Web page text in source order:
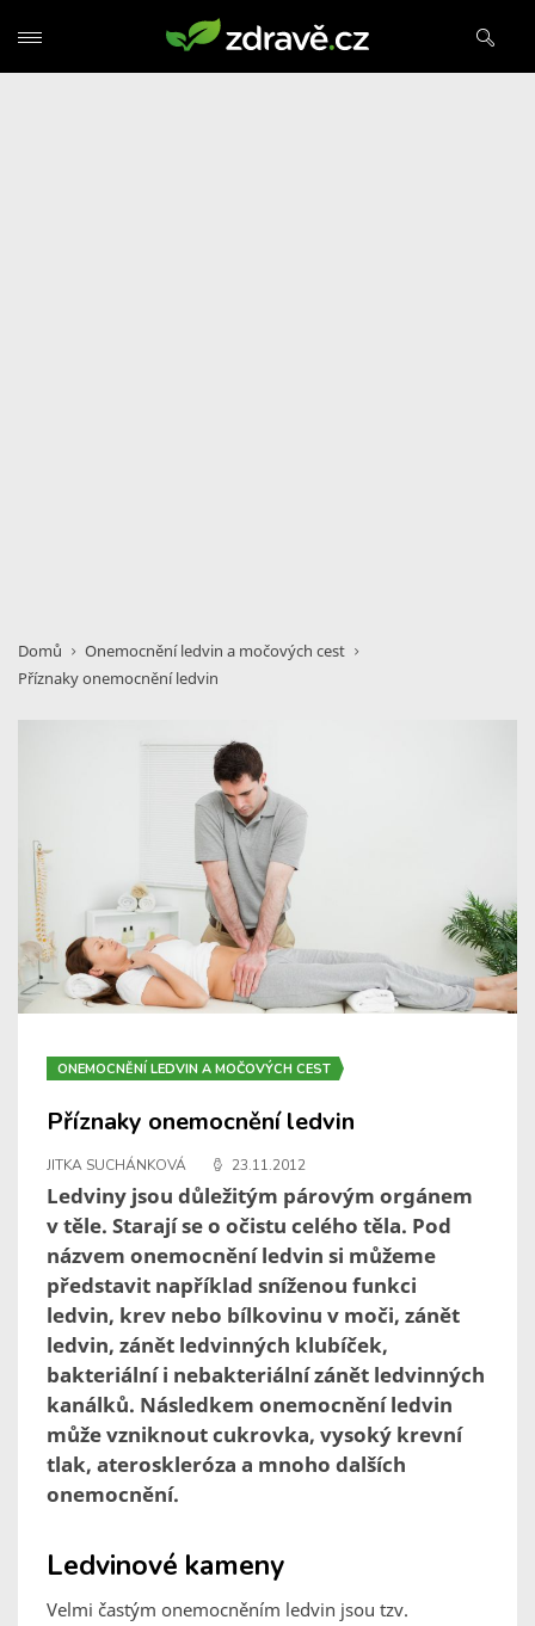
Domů
Onemocnění ledvin a močových cest
Příznaky onemocnění ledvin
ONEMOCNĚNÍ LEDVIN A MOČOVÝCH CEST
Příznaky onemocnění ledvin
JITKA SUCHÁNKOVÁ 23.11.2012
Ledviny jsou důležitým párovým orgánem
v těle. Starají se o očistu celého těla. Pod
názvem onemocnění ledvin si můžeme
představit například sníženou funkci
ledvin, krev nebo bílkovinu v moči, zánět
ledvin, zánět ledvinných klubíček,
bakteriální i nebakteriální zánět ledvinných
kanálků. Následkem onemocnění ledvin
může vzniknout cukrovka, vysoký krevní
tlak, ateroskleróza a mnoho dalších
onemocnění.
Ledvinové kameny
Velmi častým onemocněním ledvin jsou tzv.